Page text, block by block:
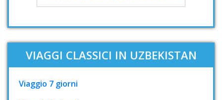
VIAGGI CLASSICI IN UZBEKISTAN
Viaggio 7 giorni